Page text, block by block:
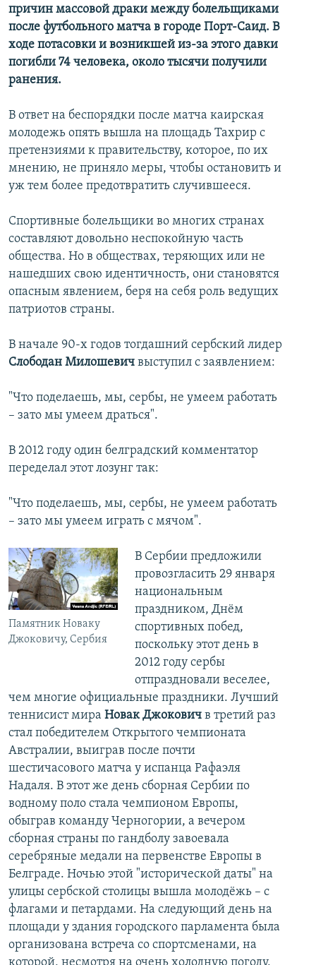
XƏBƏR BÜLLETENLƏRIMIZ
причин массовой драки между болельщиками
после футбольного матча в городе Порт-Саид. В
ходе потасовки и возникшей из-за этого давки
погибли 74 человека, около тысячи получили
ранения.
В ответ на беспорядки после матча каирская
молодежь опять вышла на площадь Тахрир с
претензиями к правительству, которое, по их
мнению, не приняло меры, чтобы остановить и
уж тем более предотвратить случившееся.
Спортивные болельщики во многих странах
составляют довольно неспокойную часть
общества. Но в обществах, теряющих или не
нашедших свою идентичность, они становятся
опасным явлением, беря на себя роль ведущих
патриотов страны.
В начале 90-х годов тогдашний сербский лидер
Слободан Милошевич выступил с заявлением:
"Что поделаешь, мы, сербы, не умеем работать
– зато мы умеем драться".
В 2012 году один белградский комментатор
переделал этот лозунг так:
"Что поделаешь, мы, сербы, не умеем работать
– зато мы умеем играть с мячом".
Памятник Новаку
Джоковичу, Сербия
В Сербии предложили
провозгласить 29 января
национальным
праздником, Днём
спортивных побед,
поскольку этот день в
2012 году сербы
отпраздновали веселее,
чем многие официальные праздники. Лучший
теннисист мира Новак Джокович в третий раз
стал победителем Открытого чемпионата
Австралии, выиграв после почти
шестичасового матча у испанца Рафаэля
Надаля. В этот же день сборная Сербии по
водному поло стала чемпионом Европы,
обыграв команду Черногории, а вечером
сборная страны по гандболу завоевала
серебряные медали на первенстве Европы в
Белграде. Ночью этой "исторической даты" на
улицы сербской столицы вышла молодёжь – с
флагами и петардами. На следующий день на
площади у здания городского парламента была
организована встреча со спортсменами, на